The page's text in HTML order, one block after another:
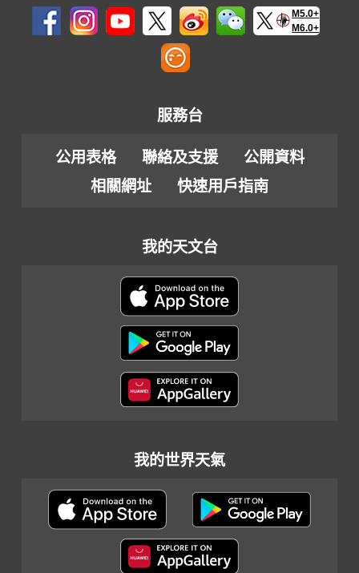
M5.0+
M6.0+
服務台
公用表格 聯絡及支援
公開資料
相關網址
快速用戶指南
我的天文台
我的世界天氣